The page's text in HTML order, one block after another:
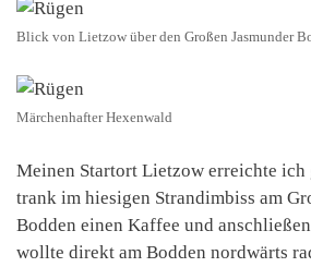
Blick von Lietzow über den Großen Jasmunder
Märchenhafter Hexenwald
Meinen Startort Lietzow erreichte ich
trank im hiesigen Strandimbiss am
Bodden einen Kaffee und
wollte direkt am Bodden nordwärts